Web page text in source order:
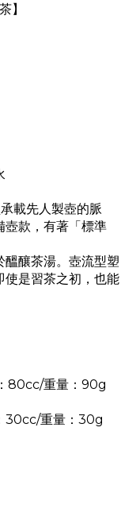
】
載先人製壺的脈
壺款，有著「標準
釀茶湯。壺流型塑
使是習茶之初，也能
80cc/重量：90g
30cc/重量：30g